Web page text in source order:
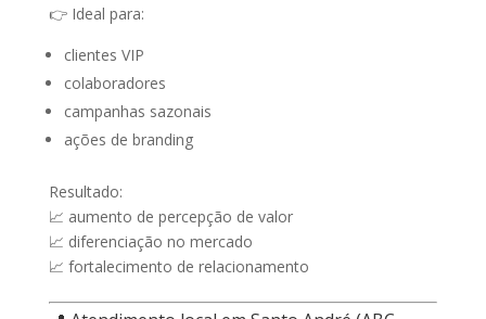
👉 Ideal para:
clientes VIP
colaboradores
campanhas sazonais
ações de branding
Resultado:
📈 aumento de percepção de valor
📈 diferenciação no mercado
📈 fortalecimento de relacionamento